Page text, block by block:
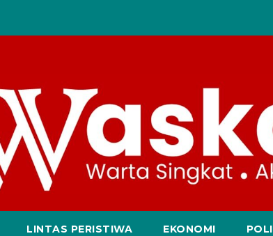
LINTAS PERISTIWA EKONOMI